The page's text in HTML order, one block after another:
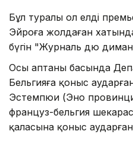
Бұл туралы ол елдің
Эйроға жолдаған
бүгін "Журналь дю
Осы аптаның басында
Бельгияға қоныс
Эстемпюи (Эно
француз-бельгия
қаласына қоныс